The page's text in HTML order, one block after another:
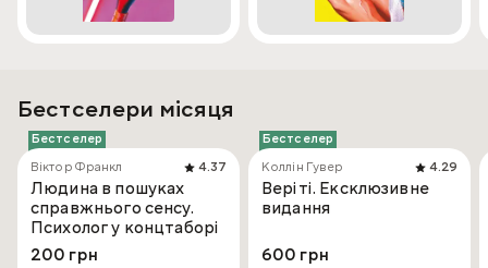
Бестселери місяця
Бестселер
Віктор Франкл
4.37
Людина в пошуках
справжнього сенсу.
Психолог у концтаборі
200 грн
Бестселер
Коллін Гувер
4.29
Веріті. Ексклюзивне
видання
600 грн